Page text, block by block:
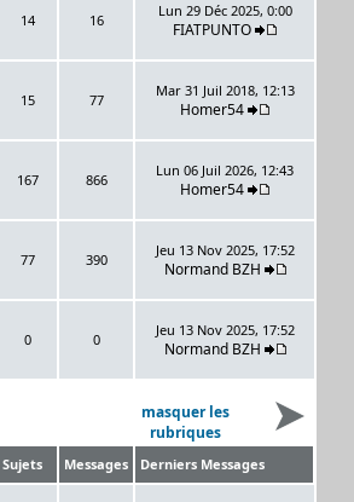
14 16
Lun 29 Déc 2025, 0:00
FIATPUNTO
15 77
Mar 31 Juil 2018, 12:13
Homer54
167 866
Lun 06 Juil 2026, 12:43
Homer54
77 390
Jeu 13 Nov 2025, 17:52
Normand BZH
0 0
Jeu 13 Nov 2025, 17:52
Normand BZH
masquer les
rubriques
Sujets Messages Derniers Messages